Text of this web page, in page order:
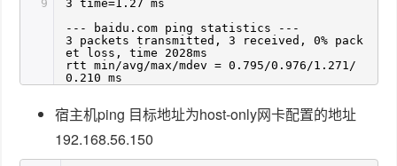
9
3 time=1.27 ms
--- baidu.com ping statistics ---
3 packets transmitted, 3 received, 0% pack
et loss, time 2028ms
rtt min/avg/max/mdev = 0.795/0.976/1.271/
0.210 ms
宿主机ping 目标地址为host-only网卡配置的地址
192.168.56.150